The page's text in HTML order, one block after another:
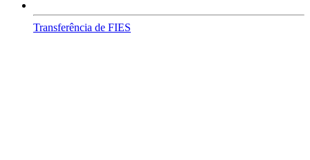
Transferência de FIES